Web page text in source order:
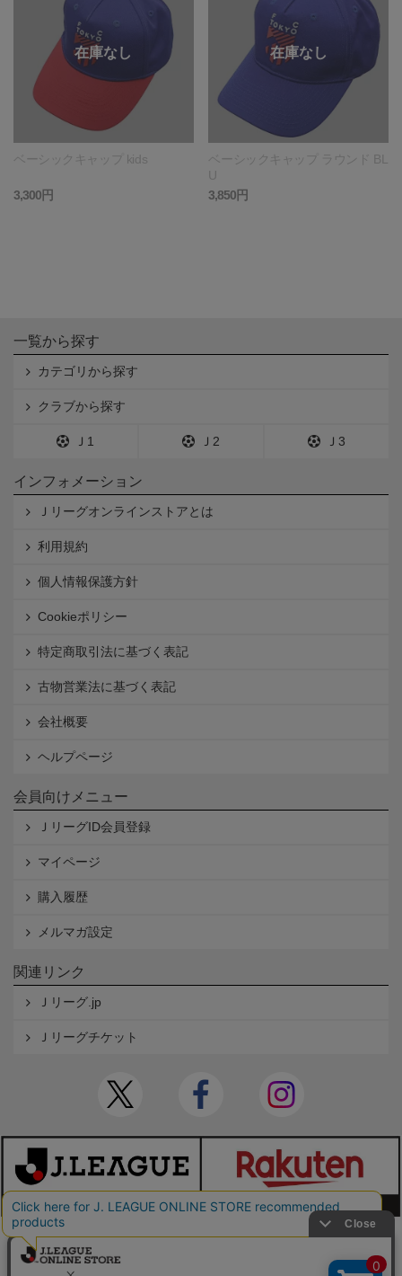
ベーシックキャップ kids
3,300円
ベーシックキャップ ラウンド BL
U
3,850円
一覧から探す
カテゴリから探す
クラブから探す
Ｊ1 Ｊ2 Ｊ3
インフォメーション
Ｊリーグオンラインストアとは
利用規約
個人情報保護方針
Cookieポリシー
特定商取引法に基づく表記
古物営業法に基づく表記
会社概要
ヘルプページ
会員向けメニュー
ＪリーグID会員登録
マイページ
購入履歴
メルマガ設定
関連リンク
Ｊリーグ.jp
Ｊリーグチケット
本サイトで使用している文章・画像等の無断での複製・転載を禁止します。
© JAPAN PROFESSIONAL FOOTBALL LEAGUE Rakuten Group, Inc. ALL RIGHTS RE